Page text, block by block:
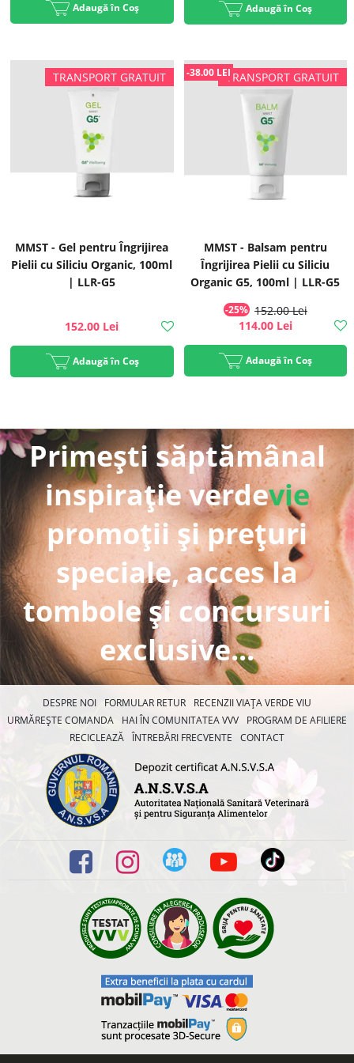
Adaugă în Coș Adaugă în Coș
MMST - Gel pentru Îngrijirea
Pielii cu Siliciu Organic, 100ml
| LLR-G5
152.00 Lei
Adaugă în Coș
MMST - Balsam pentru
Îngrijirea Pielii cu Siliciu
Organic G5, 100ml | LLR-G5
-25% 152.00 Lei
-38.00 LEI
114.00 Lei
Adaugă în Coș
Primești săptămânal
inspirație verdevie
promoții și prețuri
speciale, acces la
tombole și concursuri
exclusive...
DESPRE NOI FORMULAR RETUR
RECENZII VIAȚA VERDE VIU
URMĂREȘTE COMANDA
HAI ÎN COMUNITATEA VVV
PROGRAM DE AFILIERE
RECICLEAZĂ ÎNTREBĂRI FRECVENTE CONTACT